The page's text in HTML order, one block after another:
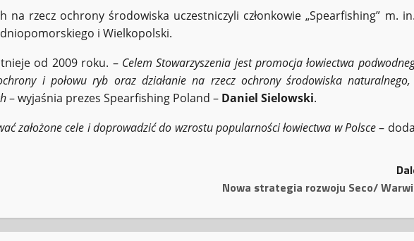
na rzecz ochrony środowiska uczestniczyli członkowie „Spearfishing” m.
i Wielkopolski.
od 2009 roku. – Celem Stowarzyszenia jest promocja łowiectwa
i połowu ryb oraz działanie na rzecz ochrony środowiska
– wyjaśnia prezes Spearfishing Poland – Daniel Sielowski.
założone cele i doprowadzić do wzrostu popularności łowiectwa w Polsce–
Nowa strategia rozwoju Seco/